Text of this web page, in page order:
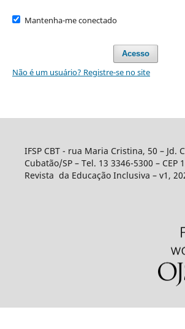
Mantenha-me conectado
Acesso
Não é um usuário? Registre-se no site
IFSP CBT - rua Maria Cristina, 50 – Jd.
Cubatão/SP – Tel. 13 3346-5300 – CEP
Revista da Educação Inclusiva – v1,